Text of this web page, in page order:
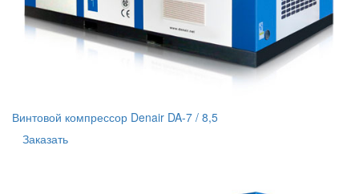
Винтовой компрессор Denair DA-7 / 8,5
Заказать